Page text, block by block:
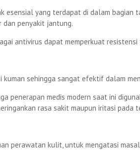
esensial yang terdapat di dalam bagian
dan penyakit jantung.
antivirus dapat memperkuat
sehingga sangat efektif dalam
penerapan medis modern saat ini
rasa sakit maupun iritasi pada
perawatan kulit, untuk mengatasi